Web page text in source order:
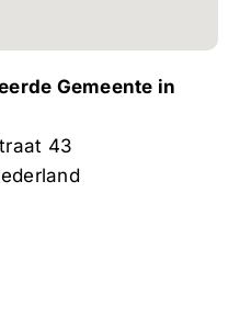
Gemeente in
43